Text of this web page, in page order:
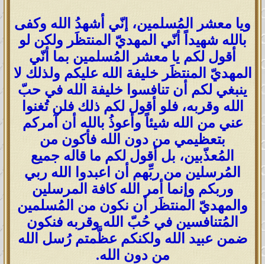
ويا معشر المُسلمين، إنّي أشهدُ الله وكفى
بالله شهيداً أنّي المهديّ المنتظَر ولكن لو
أقول لكم يا معشر المُسلمين بما أنّي
المهديّ المنتظَر خليفة الله عليكم ولذلك لا
ينبغي لكم أن تنافسوا خليفة الله في حبّ
الله وقربه، فلو أقول لكم ذلك فلن تُغنوا
عني من الله شيئاً وأعوذُ بالله أن آمركم
بتعظيمي من دون الله فأكون من
المُعذّبين، بل أقول لكم ما قاله جميع
المُرسلين من ربِّهم أن اعبدوا الله ربي
وربكم وإنما أمر الله كافة المرسلين
والمهديّ المنتظَر أن نكون من المُسلمين
المُتنافسين في حُبّ الله وقربه فنكون
ضمن عبيد الله ولكنكم عظَّمتم رُسل الله
من دون الله.